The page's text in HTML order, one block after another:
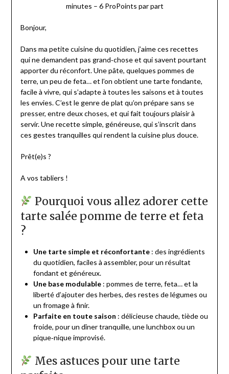
minutes – 6 ProPoints par part
Bonjour,
Dans ma petite cuisine du quotidien, j’aime ces recettes
qui ne demandent pas grand‑chose et qui savent pourtant
apporter du réconfort. Une pâte, quelques pommes de
terre, un peu de feta… et l’on obtient une tarte fondante,
facile à vivre, qui s’adapte à toutes les saisons et à toutes
les envies. C’est le genre de plat qu’on prépare sans se
presser, entre deux choses, et qui fait toujours plaisir à
servir. Une recette simple, généreuse, qui s’inscrit dans
ces gestes tranquilles qui rendent la cuisine plus douce.
Prêt(e)s ?
A vos tabliers !
Pourquoi vous allez adorer cette
tarte salée pomme de terre et feta
?
Une tarte simple et réconfortante : des ingrédients
du quotidien, faciles à assembler, pour un résultat
fondant et généreux.
Une base modulable : pommes de terre, feta… et la
liberté d’ajouter des herbes, des restes de légumes ou
un fromage à finir.
Parfaite en toute saison : délicieuse chaude, tiède ou
froide, pour un dîner tranquille, une lunchbox ou un
pique‑nique improvisé.
Mes astuces pour une tarte